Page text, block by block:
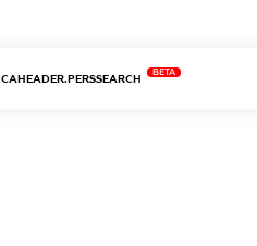
CAHEADER.PERSSEARCH
BETA